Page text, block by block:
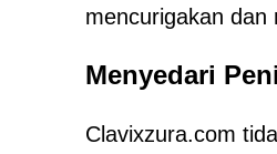
mencurigakan dan
Menyedari
Clavixzura.com